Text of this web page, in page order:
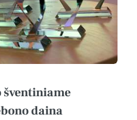
daina